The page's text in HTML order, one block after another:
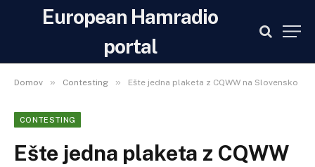
European Hamradio
portal
Domov » Contesting » Ešte jedna plaketa z CQWW na Slovensko
CONTESTING
Ešte jedna plaketa z CQWW